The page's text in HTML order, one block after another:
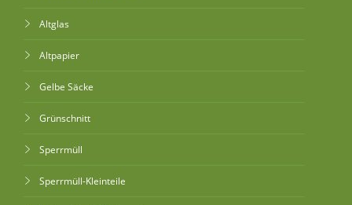
Altglas
Altpapier
Gelbe Säcke
Grünschnitt
Sperrmüll
Sperrmüll-Kleinteile